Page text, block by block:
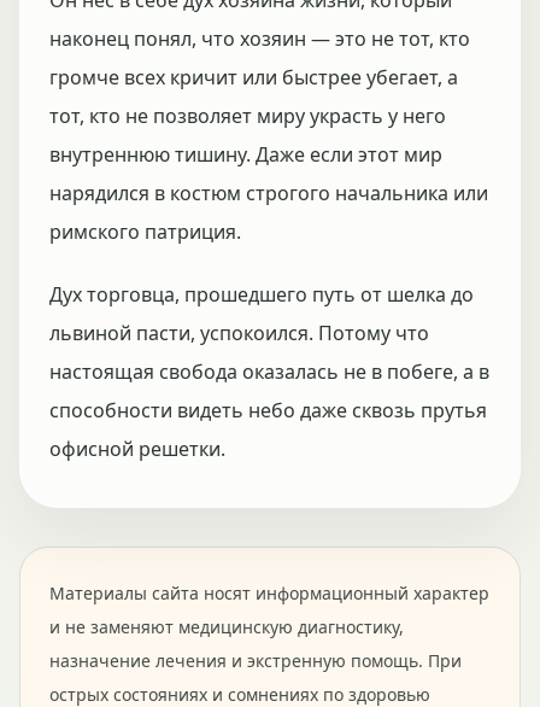
наконец понял, что хозяин — это не тот, кто
громче всех кричит или быстрее убегает, а
тот, кто не позволяет миру украсть у него
внутреннюю тишину. Даже если этот мир
нарядился в костюм строгого начальника или
римского патриция.
Дух торговца, прошедшего путь от шелка до
львиной пасти, успокоился. Потому что
настоящая свобода оказалась не в побеге, а в
способности видеть небо даже сквозь прутья
офисной решетки.
Материалы сайта носят информационный характер
и не заменяют медицинскую диагностику,
назначение лечения и экстренную помощь. При
острых состояниях и сомнениях по здоровью